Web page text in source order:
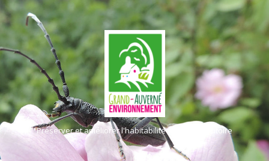
Préserver et améliorer l'habitabilité de notre territoire